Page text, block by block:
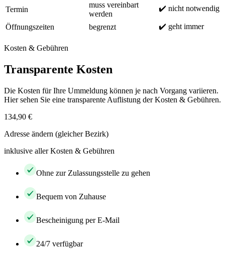
Termin
muss vereinbart
werden
✔️ nicht notwendig
Öffnungszeiten begrenzt ✔️ geht immer
Kosten & Gebühren
Transparente Kosten
Die Kosten für Ihre Ummeldung können je nach Vorgang variieren.
Hier sehen Sie eine transparente Auflistung der Kosten & Gebühren.
134,90 €
Adresse ändern (gleicher Bezirk)
inklusive aller Kosten & Gebühren
Ohne zur Zulassungsstelle zu gehen
Bequem von Zuhause
Bescheinigung per E-Mail
24/7 verfügbar